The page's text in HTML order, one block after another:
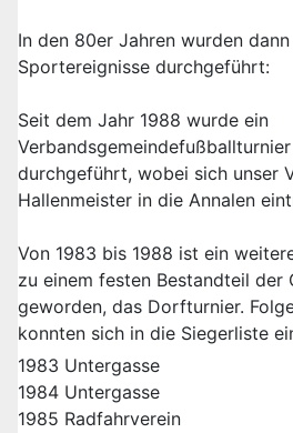
In den 80er Jahren wurden
Sportereignisse durchgeführt:
Seit dem Jahr 1988 wurde ein
durchgeführt, wobei sich unser
Hallenmeister in die Annalen
Von 1983 bis 1988 ist ein
zu einem festen Bestandteil der
geworden, das Dorfturnier.
konnten sich in die Siegerliste
1983 Untergasse
1984 Untergasse
1985 Radfahrverein